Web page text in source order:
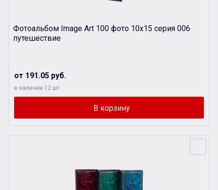
Фотоальбом Image Art 100 фото 10х15 серия 006
путешествие
от 191.05 руб.
в наличии 12 шт.